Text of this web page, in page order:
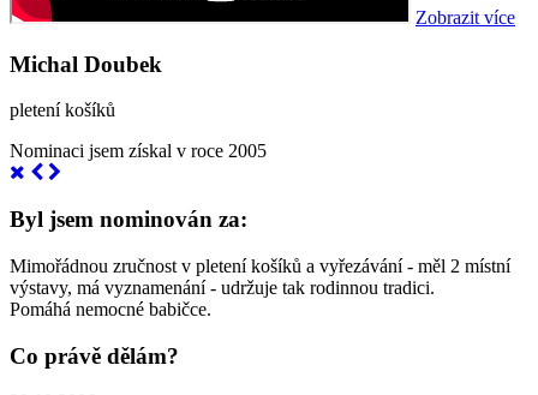
Zobrazit více
Michal Doubek
pletení košíků
Nominaci jsem získal v roce 2005
Byl jsem nominován za:
Mimořádnou zručnost v pletení košíků a vyřezávání - měl 2 místní
výstavy, má vyznamenání - udržuje tak rodinnou tradici.
Pomáhá nemocné babičce.
Co právě dělám?